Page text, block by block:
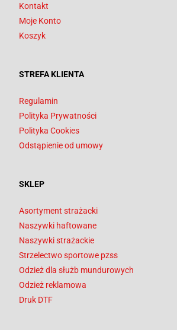
Kontakt
Moje Konto
Koszyk
STREFA KLIENTA
Regulamin
Polityka Prywatności
Polityka Cookies
Odstąpienie od umowy
SKLEP
Asortyment strażacki
Naszywki haftowane
Naszywki strażackie
Strzelectwo sportowe pzss
Odzież dla służb mundurowych
Odzież reklamowa
Druk DTF